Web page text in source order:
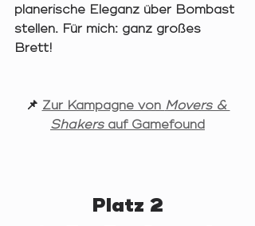
planerische Eleganz über Bombast
stellen. Für mich: ganz großes
Brett!
📌 Zur Kampagne von Movers &
Shakers auf Gamefound
Platz 2